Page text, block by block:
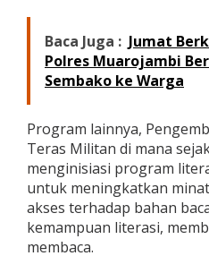
Baca Juga : Jumat
Polres Muarojambi
Sembako ke Warga
Program lainnya,
Teras Militan di mana
menginisiasi program
untuk meningkatkan
akses terhadap bahan
kemampuan literasi,
membaca.